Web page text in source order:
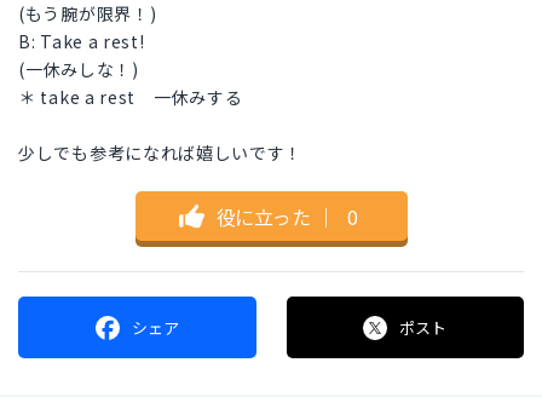
(もう腕が限界！)
B: Take a rest!
(一休みしな！)
＊ take a rest 一休みする
少しでも参考になれば嬉しいです！
役に立った ｜ 0
シェア ポスト